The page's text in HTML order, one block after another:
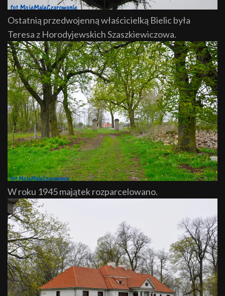
Ostatnią przedwojenną właścicielką Bielic była
Teresa z Horodyjewskich Szaszkiewiczowa.
W roku 1945 majątek rozparcelowano.